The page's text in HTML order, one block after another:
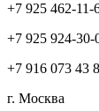
+7 925 462-11-
+7 925 924-30-
+7 916 073 43
г. Москва